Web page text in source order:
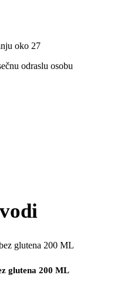
oko 27
odraslu osobu
glutena 200 ML